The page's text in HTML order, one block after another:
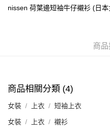
PayMe
付款後順豐站及營業點
每筆HK$40.00，滿HK$350.00或
付款後順豐合作便利店
nissen 荷葉邊短袖牛仔襯衫 (日
商
商品相關分類 (4)
女裝 上衣 短袖上衣
女裝 上衣 襯衫